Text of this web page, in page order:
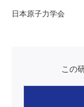
日本原子力学会
この